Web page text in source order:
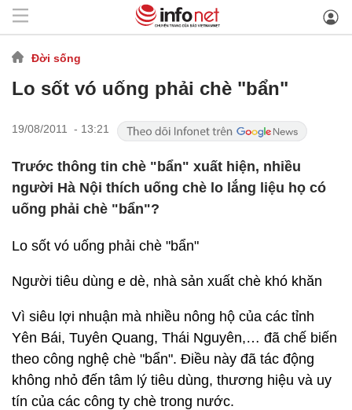
Đời sống
Lo sốt vó uống phải chè "bẩn"
19/08/2011 - 13:21
Trước thông tin chè "bẩn" xuất hiện, nhiều
người Hà Nội thích uống chè lo lắng liệu họ có
uống phải chè "bẩn"?
Lo sốt vó uống phải chè "bẩn"
Người tiêu dùng e dè, nhà sản xuất chè khó khăn
Vì siêu lợi nhuận mà nhiều nông hộ của các tỉnh
Yên Bái, Tuyên Quang, Thái Nguyên,… đã chế biến
theo công nghệ chè "bẩn". Điều này đã tác động
không nhỏ đến tâm lý tiêu dùng, thương hiệu và uy
tín của các công ty chè trong nước.